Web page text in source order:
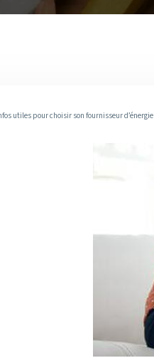
utiles pour choisir son fournisseur d’énergie